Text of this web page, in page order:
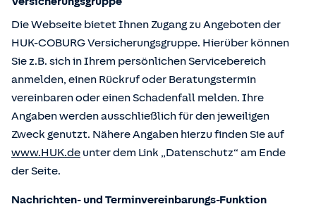
Die Webseite bietet Ihnen Zugang zu Angeboten der
HUK-COBURG Versicherungsgruppe. Hierüber können
Sie z.B. sich in Ihrem persönlichen Servicebereich
anmelden, einen Rückruf oder Beratungstermin
vereinbaren oder einen Schadenfall melden. Ihre
Angaben werden ausschließlich für den jeweiligen
Zweck genutzt. Nähere Angaben hierzu finden Sie auf
www.HUK.de unter dem Link „Datenschutz“ am Ende
der Seite.
Nachrichten- und Terminvereinbarungs-Funktion